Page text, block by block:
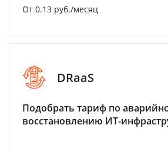
От 0.13 руб./месяц
DRaaS
Подобрать тариф по
восстановлению ИТ-